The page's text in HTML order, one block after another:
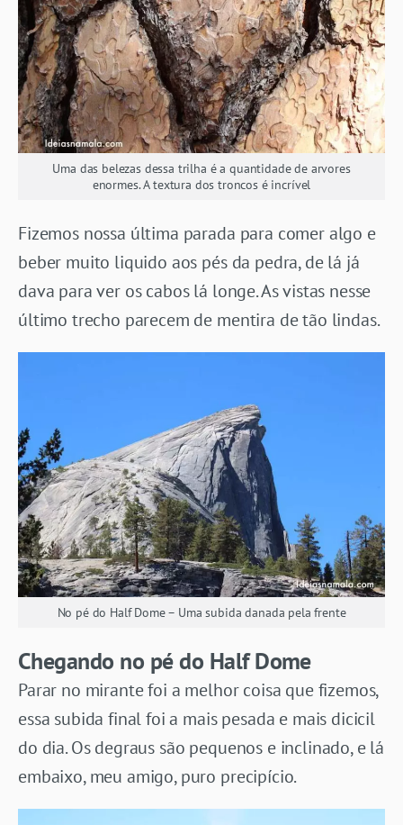
Uma das belezas dessa trilha é a quantidade de arvores
enormes. A textura dos troncos é incrível
Fizemos nossa última parada para comer algo e
beber muito liquido aos pés da pedra, de lá já
dava para ver os cabos lá longe. As vistas nesse
último trecho parecem de mentira de tão lindas.
No pé do Half Dome – Uma subida danada pela frente
Chegando no pé do Half Dome
Parar no mirante foi a melhor coisa que fizemos,
essa subida final foi a mais pesada e mais dicicil
do dia. Os degraus são pequenos e inclinado, e lá
embaixo, meu amigo, puro precipício.